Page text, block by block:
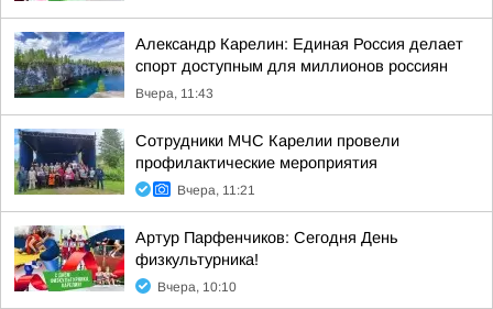
Александр Карелин: Единая Россия делает
спорт доступным для миллионов россиян
Вчера, 11:43
Сотрудники МЧС Карелии провели
профилактические мероприятия
Вчера, 11:21
Артур Парфенчиков: Сегодня День
физкультурника!
Вчера, 10:10